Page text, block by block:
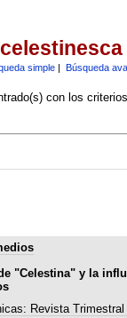
simple| Búsqueda
con los
"Celestina" y la
Revista